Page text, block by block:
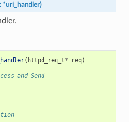
*uri_handler)
( httpd_req_t* req)
and Send